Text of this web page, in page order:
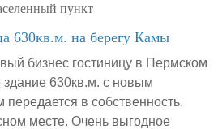
пункт
630кв.м. на берегу Камы
бизнес гостиницу в Пермском
здание 630кв.м. с новым
в собственность.
месте. Очень выгодное